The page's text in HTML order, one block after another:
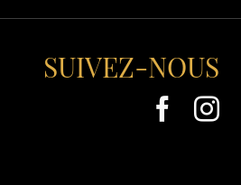
SUIVEZ-NOUS